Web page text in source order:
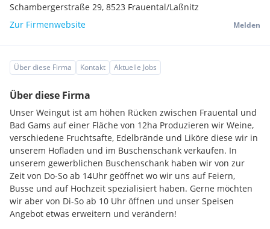
Schambergerstraße 29, 8523 Frauental/Laßnitz
Zur Firmenwebsite
Melden
Über diese Firma Kontakt Aktuelle Jobs
Über diese Firma
Unser Weingut ist am höhen Rücken zwischen Frauental und
Bad Gams auf einer Fläche von 12ha Produzieren wir Weine,
verschiedene Fruchtsafte, Edelbrände und Liköre diese wir in
unserem Hofladen und im Buschenschank verkaufen. In
unserem gewerblichen Buschenschank haben wir von zur
Zeit von Do-So ab 14Uhr geöffnet wo wir uns auf Feiern,
Busse und auf Hochzeit spezialisiert haben. Gerne möchten
wir aber von Di-So ab 10 Uhr öffnen und unser Speisen
Angebot etwas erweitern und verändern!